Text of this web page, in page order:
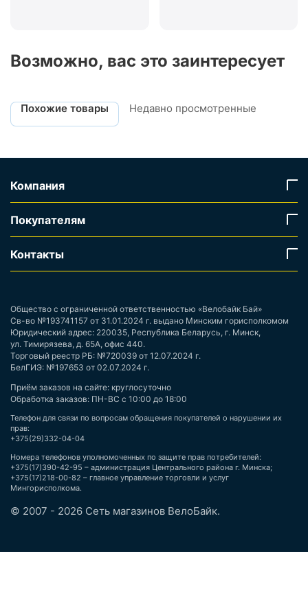
Возможно, вас это заинтересует
Похожие товары Недавно просмотренные
Компания
Покупателям
Контакты
Общество с ограниченной ответственностью «Велобайк Бай»
Св-во №193741157 от 31.01.2024 г. выдано Минским горисполкомом
Юридический адрес: 220035, Республика Беларусь, г. Минск,
ул. Тимирязева, д. 65А, офис 440.
Торговый реестр РБ: №720039 от 12.07.2024 г.
БелГИЭ: №197653 от 02.07.2024 г.
Приём заказов на сайте: круглосуточно
Обработка заказов: ПН-ВС с 10:00 до 18:00
Телефон для связи по вопросам обращения покупателей о нарушении их
прав:
+375(29)332-04-04
Номера телефонов уполномоченных по защите прав потребителей:
+375(17)390-42-95 – администрация Центрального района г. Минска;
+375(17)218-00-82 – главное управление торговли и услуг
Мингорисполкома.
© 2007 - 2026 Сеть магазинов ВелоБайк.